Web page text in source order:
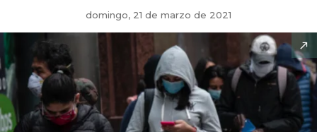
domingo, 21 de marzo de 2021